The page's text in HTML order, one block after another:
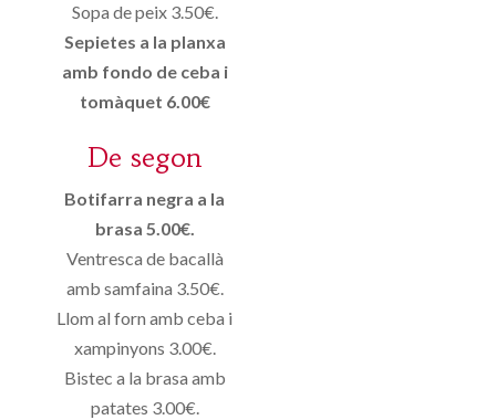
Sopa de peix 3.50€.
Sepietes a la planxa
amb fondo de ceba i
tomàquet 6.00€
De segon
Botifarra negra a la
brasa 5.00€.
Ventresca de bacallà
amb samfaina 3.50€.
Llom al forn amb ceba i
xampinyons 3.00€.
Bistec a la brasa amb
patates 3.00€.